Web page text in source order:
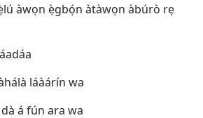
àwọn ẹ̀gbọ́n àtàwọn àbúrò rẹ
láàárín wa
dà á fún ara wa